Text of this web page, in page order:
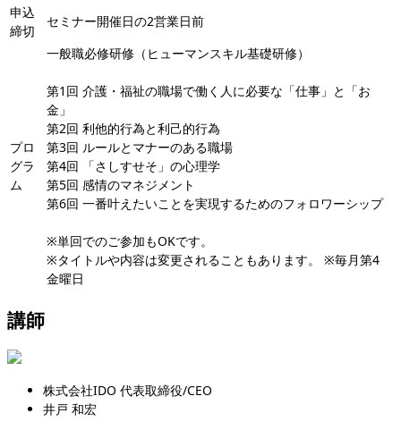
申込
締切
セミナー開催日の2営業日前
プロ
グラ
ム
一般職必修研修（ヒューマンスキル基礎研修）
第1回 介護・福祉の職場で働く人に必要な「仕事」と「お
金」
第2回 利他的行為と利己的行為
第3回 ルールとマナーのある職場
第4回 「さしすせそ」の心理学
第5回 感情のマネジメント
第6回 一番叶えたいことを実現するためのフォロワーシップ
※単回でのご参加もOKです。
※タイトルや内容は変更されることもあります。 ※毎月第4
金曜日
講師
株式会社IDO 代表取締役/CEO
井戸 和宏